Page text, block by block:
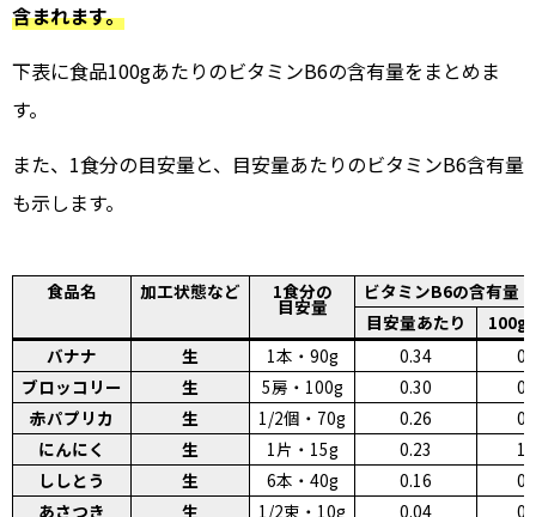
含まれます。
下表に食品100gあたりのビタミンB6の含有量をまとめま
す。
また、1食分の目安量と、目安量あたりのビタミンB6含有量
も示します。
食品名 加工状態など 1食分の
目安量
ビタミンB6の含有量
目安量あたり
100g
バナナ
生 1本・90g 0.34
ブロッコリー
生 5房・100g 0.30
赤パプリカ
生 1/2個・70g 0.26
にんにく
生 1片・15g 0.23
ししとう
生 6本・40g 0.16
あさつき
生 1/2束・10g 0.04